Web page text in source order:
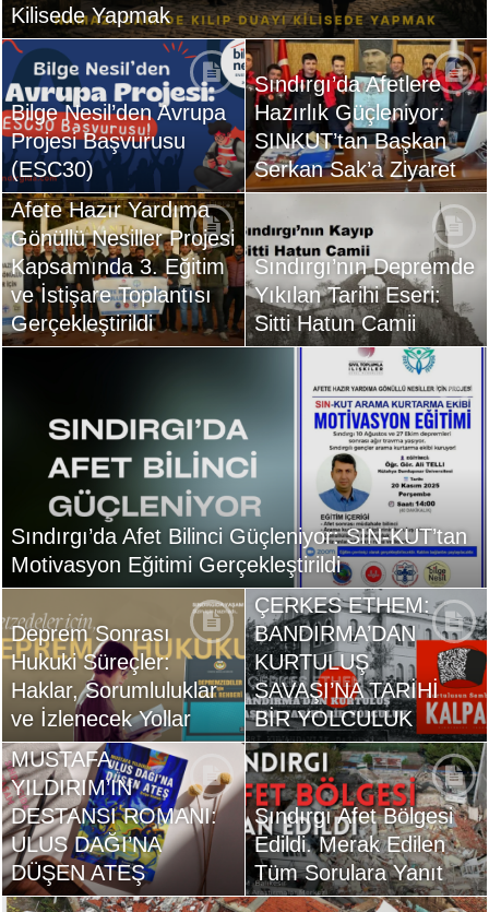
Kilisede Yapmak
Bilge Nesil’den Avrupa
Projesi Başvurusu
(ESC30)
Sındırgı’da Afetlere
Hazırlık Güçleniyor:
SINKUT’tan Başkan
Serkan Sak’a Ziyaret
Afete Hazır Yardıma
Gönüllü Nesiller Projesi
Kapsamında 3. Eğitim
ve İstişare Toplantısı
Gerçekleştirildi
Sındırgı’nın Depremde
Yıkılan Tarihi Eseri:
Sitti Hatun Camii
Sındırgı’da Afet Bilinci Güçleniyor: SIN-KUT’tan
Motivasyon Eğitimi Gerçekleştirildi
Deprem Sonrası
Hukuki Süreçler:
Haklar, Sorumluluklar
ve İzlenecek Yollar
ÇERKES ETHEM:
BANDIRMA’DAN
KURTULUŞ
SAVAŞI’NA TARİHİ
BİR YOLCULUK
MUSTAFA
YILDIRIM’IN
DESTANSI ROMANI:
ULUS DAĞI’NA
DÜŞEN ATEŞ
Sındırgı Afet Bölgesi
Edildi. Merak Edilen
Tüm Sorulara Yanıt